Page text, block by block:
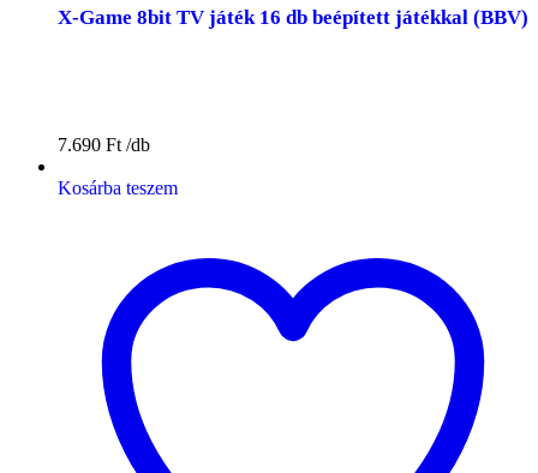
X-Game 8bit TV játék 16 db beépített játékkal (BBV)
7.690 Ft
Kosárba teszem